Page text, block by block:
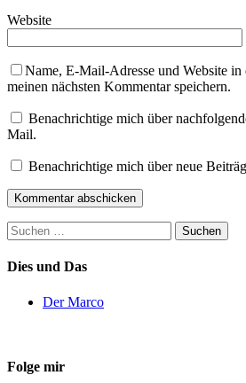
Website
Name, E-Mail-Adresse und Website
meinen nächsten Kommentar speichern.
Benachrichtige mich über
Mail.
Benachrichtige mich über neue
Suchen
nach:
Dies und Das
Der Marco
Folge mir